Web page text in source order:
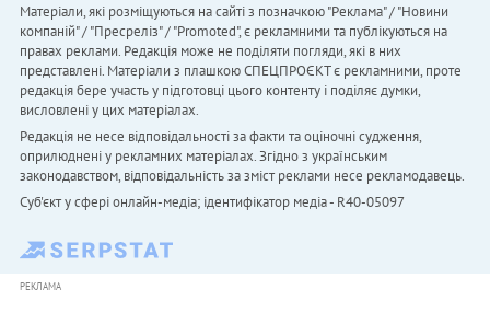
Матеріали, які розміщуються на сайті з позначкою "Реклама" / "Новини
компаній" / "Пресреліз" / "Promoted", є рекламними та публікуються на
правах реклами. Редакція може не поділяти погляди, які в них
представлені. Матеріали з плашкою СПЕЦПРОЄКТ є рекламними, проте
редакція бере участь у підготовці цього контенту і поділяє думки,
висловлені у цих матеріалах.
Редакція не несе відповідальності за факти та оціночні судження,
оприлюднені у рекламних матеріалах. Згідно з українським
законодавством, відповідальність за зміст реклами несе рекламодавець.
Cуб'єкт у сфері онлайн-медіа; ідентифікатор медіа - R40-05097
РЕКЛАМА